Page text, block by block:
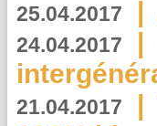
25.04.2017 |
24.04.2017 |
21.04.2017 |